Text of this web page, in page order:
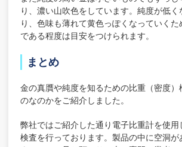
り、濃い山吹色をしています。純度が低
り、色味も薄れて黄色っぽくなっていくた
である程度は目安をつけられます。
まとめ
金の真贋や純度を知るための比重（密度）
のなのかをご紹介しました。
弊社ではご紹介した通り電子比重計を使用
検査を行っております。製品の中に空洞が